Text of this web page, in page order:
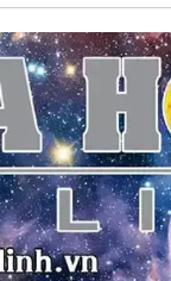
Chap 475
Chap 471
Chap 467
Chap 463
Chap 459
Chap 455
Chap 451